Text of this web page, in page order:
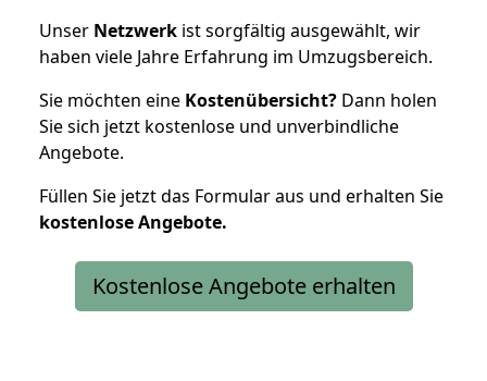
Unser Netzwerk ist sorgfältig ausgewählt, wir
haben viele Jahre Erfahrung im Umzugsbereich.
Sie möchten eine Kostenübersicht? Dann holen
Sie sich jetzt kostenlose und unverbindliche
Angebote.
Füllen Sie jetzt das Formular aus und erhalten Sie
kostenloseAngebote.
Kostenlose Angebote erhalten